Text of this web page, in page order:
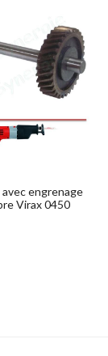
engrenage
Virax 0450